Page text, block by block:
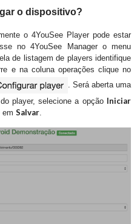
o dispositivo?
o 4YouSee Player pode estar
no 4YouSee Manager o menu
de listagem de players identifique
e na coluna operações clique no
. Será aberta uma
player, selecione a opção Iniciar
em Salvar.